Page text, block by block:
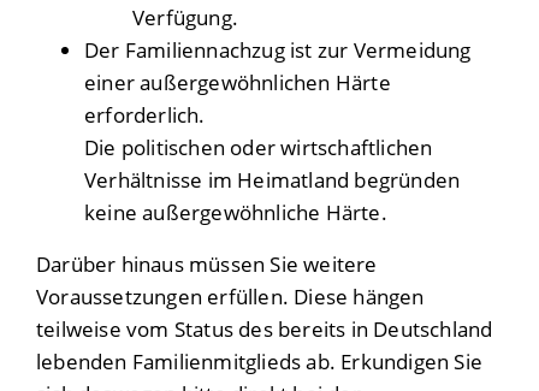
Verfügung.
Der Familiennachzug ist zur Vermeidung
einer außergewöhnlichen Härte
erforderlich.
Die politischen oder wirtschaftlichen
Verhältnisse im Heimatland begründen
keine außergewöhnliche Härte.
Darüber hinaus müssen Sie weitere
Voraussetzungen erfüllen. Diese hängen
teilweise vom Status des bereits in Deutschland
lebenden Familienmitglieds ab. Erkundigen Sie